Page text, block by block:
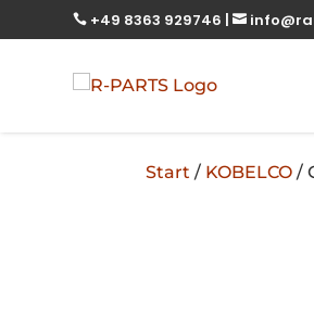
 +49 8363 929746 |
Start / KOBELCO /